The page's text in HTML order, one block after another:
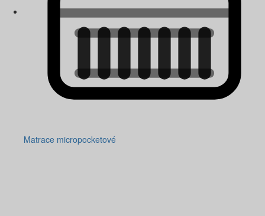
Matrace micropocketové